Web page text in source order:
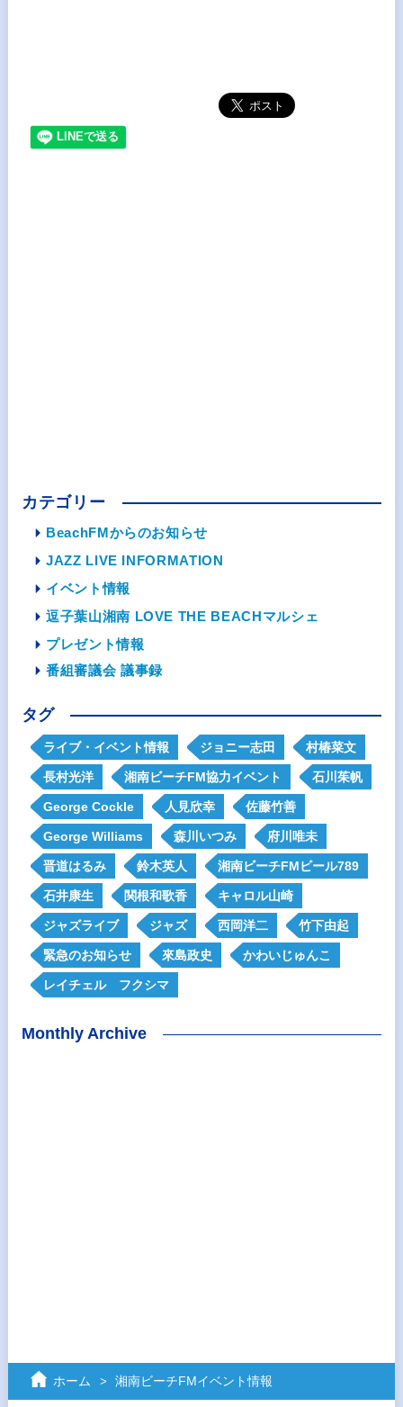
カテゴリー
BeachFMからのお知らせ
JAZZ LIVE INFORMATION
イベント情報
逗子葉山湘南 LOVE THE BEACHマルシェ
プレゼント情報
番組審議会 議事録
タグ
ライブ・イベント情報 ジョニー志田 村椿菜文
長村光洋 湘南ビーチFM協力イベント 石川茱帆
George Cockle 人見欣幸 佐藤竹善
George Williams 森川いつみ 府川唯未
晋道はるみ 鈴木英人 湘南ビーチFMビール789
石井康生 関根和歌香 キャロル山崎
ジャズライブ ジャズ 西岡洋二 竹下由起
緊急のお知らせ 來島政史 かわいじゅんこ
レイチェル フクシマ
Monthly Archive
ホーム 湘南ビーチFMイベント情報